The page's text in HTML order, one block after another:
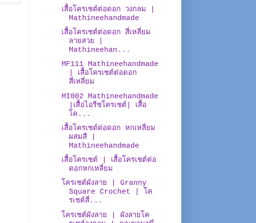
เสื้อโครเชต์ต่อดอก วงกลม |
Mathineehandmade
เสื้อโครเชต์ต่อดอก สี่เหลี่ยม
ลายสวย |
Mathineehan...
MF111 Mathineehandmade
| เสื้อโครเชต์ต่อดอก
สี่เหลี่ยม
MI002 Mathineehandmade
|เสื้อไอรีชโครเชต์| เสื้อ
โค...
เสื้อโครเชต์ต่อดอก หกเหลี่ยม
ผสมสี |
Mathineehandmade
เสื้อโครเชต์ | เสื้อโครเชต์ต่อ
ดอกหกเหลี่ยม
โครเชต์ผังลาย | Granny
Square Crochet | โค
รเชต์สี่...
โครเชต์ผังลาย | ผังลายโค